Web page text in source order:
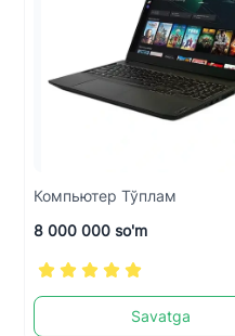
Компьютер Тўплам
8 000 000 so'm
Savatga